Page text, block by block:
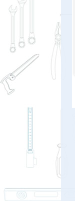
металлу КОБАЛЬТ
х 2.5 мм, правая,
6g, быстрорежущая
пластиковая туба,
блистер